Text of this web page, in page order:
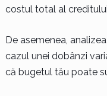
costul total al
De asemenea,
cazul unei dobânzi
că bugetul tău poate